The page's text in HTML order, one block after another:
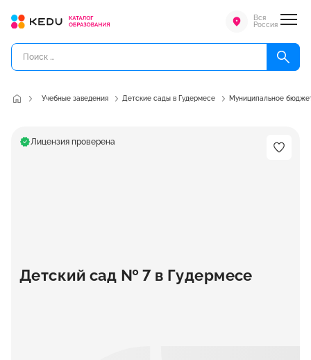
Вся
Россия
Учебные заведения Детские сады в Гудермесе Муниципальное
Лицензия проверена
Детский сад № 7 в Гудермесе